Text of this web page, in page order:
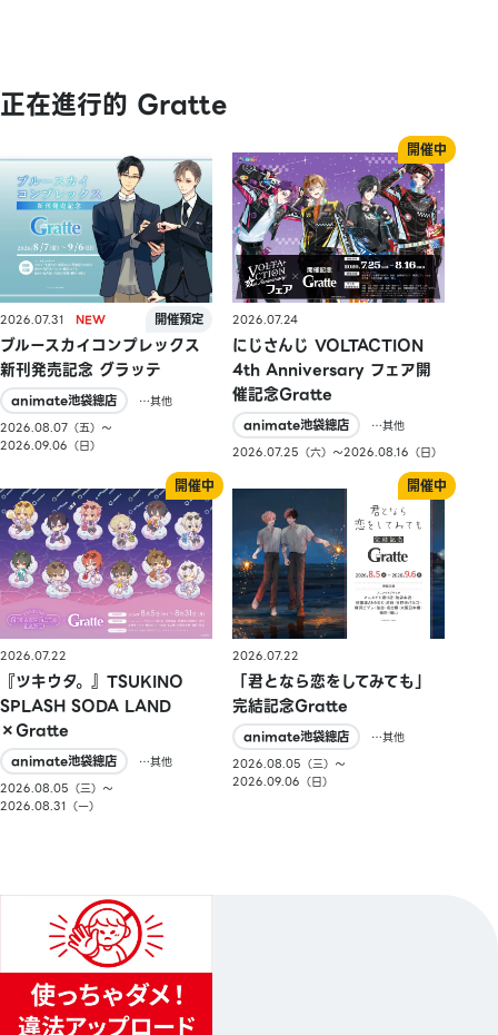
正在進行的 Gratte
2026.07.31
ブルースカイコンプレックス
新刊発売記念 グラッテ
animate池袋總店
…其他
2026.08.07（五）〜
2026.09.06（日）
2026.07.24
にじさんじ VOLTACTION
4th Anniversary フェア開
催記念Gratte
animate池袋總店
…其他
2026.07.25（六）〜2026.08.16（日）
2026.07.22
『ツキウタ。』TSUKINO
SPLASH SODA LAND
×Gratte
animate池袋總店
…其他
2026.08.05（三）〜
2026.08.31（一）
2026.07.22
「君となら恋をしてみても」
完結記念Gratte
animate池袋總店
…其他
2026.08.05（三）〜
2026.09.06（日）